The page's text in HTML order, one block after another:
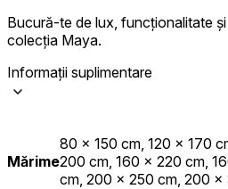
Bucură-te de lux, funcționalitate
colecția Maya.
Informații suplimentare
Mărime
80 x 150 cm, 120 x 170
200 cm, 160 x 220 cm,
cm, 200 x 250 cm, 200 x